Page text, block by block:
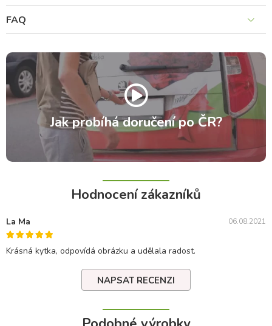
FAQ
Jak probíhá doručení po ČR?
Hodnocení zákazníků
La Ma 06.08.2021
Krásná kytka, odpovídá obrázku a udělala radost.
NAPSAT RECENZI